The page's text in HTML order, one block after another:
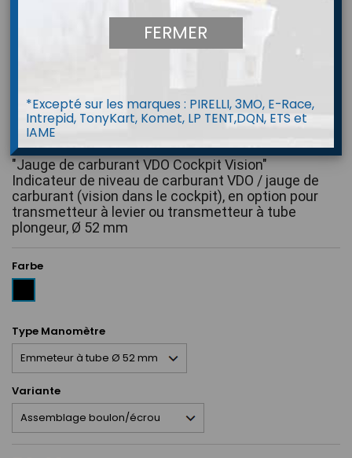
Jauge VDO à essence
"Jauge de carburant VDO Cockpit Vision"
Indicateur de niveau de carburant VDO / jauge de
carburant (vision dans le cockpit), en option pour
transmetteur à levier ou transmetteur à tube
plongeur, Ø 52 mm
Farbe
Type Manomètre
Variante
FERMER
*Excepté sur les marques : PIRELLI, 3MO, E-Race,
Intrepid, TonyKart, Komet, LP TENT,DQN, ETS et
IAME